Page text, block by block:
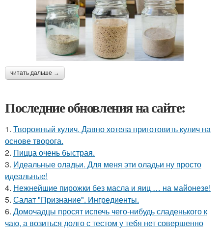
читать дальше →
Последние обновления на сайте:
1. Творожный кулич. Давно хотела приготовить кулич на
основе творога.
2. Пицца очень быстрая.
3. Идеальные оладьи. Для меня эти оладьи ну просто
идеальные!
4. Нежнейшие пирожки без масла и яиц … на майонезе!
5. Салат "Признание". Ингредиенты.
6. Домочадцы просят испечь чего-нибудь сладенького к
чаю, а возиться долго с тестом у тебя нет совершенно